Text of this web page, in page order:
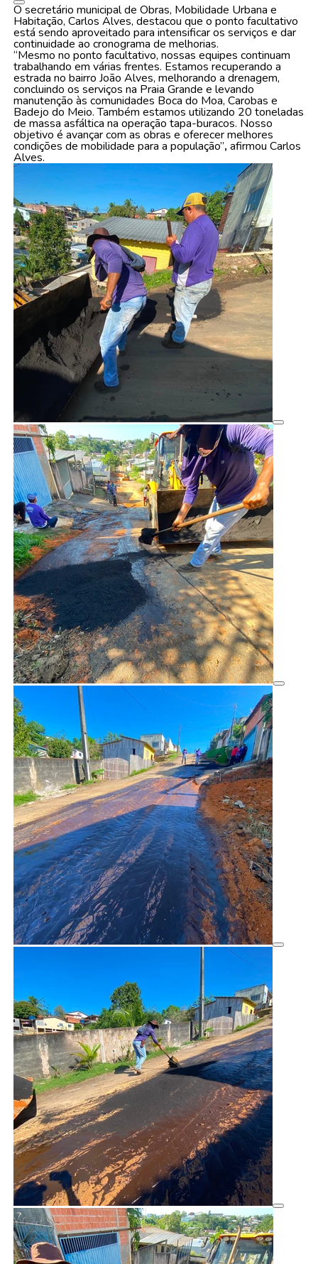
O secretário municipal de Obras, Mobilidade Urbana e
Habitação, Carlos Alves, destacou que o ponto facultativo
está sendo aproveitado para intensificar os serviços e dar
continuidade ao cronograma de melhorias.
“Mesmo no ponto facultativo, nossas equipes continuam
trabalhando em várias frentes. Estamos recuperando a
estrada no bairro João Alves, melhorando a drenagem,
concluindo os serviços na Praia Grande e levando
manutenção às comunidades Boca do Moa, Carobas e
Badejo do Meio. Também estamos utilizando 20 toneladas
de massa asfáltica na operação tapa-buracos. Nosso
objetivo é avançar com as obras e oferecer melhores
condições de mobilidade para a população”, afirmou Carlos
Alves.